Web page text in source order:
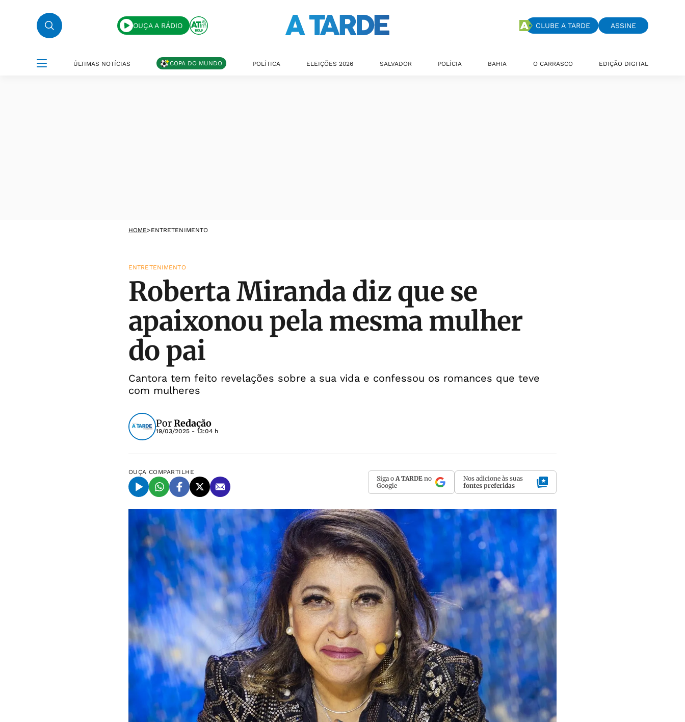
OUÇA A RÁDIO CLUBE A TARDE ASSINE
ÚLTIMAS NOTÍCIAS COPA DO MUNDO POLÍTICA ELEIÇÕES 2026 SALVADOR POLÍCIA BAHIA O CARRASCO EDIÇÃO DIGITAL
HOME>ENTRETENIMENTO
ENTRETENIMENTO
Roberta Miranda diz que se
apaixonou pela mesma mulher
do pai
Cantora tem feito revelações sobre a sua vida e confessou os romances que teve
com mulheres
PorRedação
19/03/2025 - 13:04 h
OUÇA COMPARTILHE
Siga o A TARDE no
Google
Nos adicione às suas
fontes preferidas